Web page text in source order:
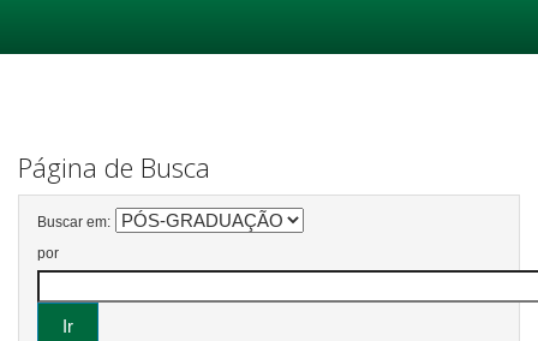
Página de Busca
Buscar em:
por